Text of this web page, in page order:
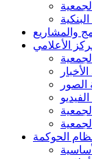
والمشاريع
الأعلامي
الصور
الحوكمة